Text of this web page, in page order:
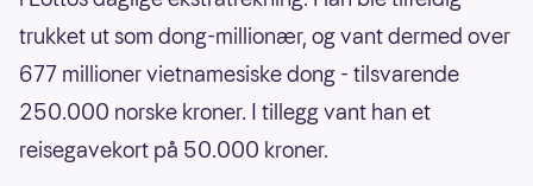
trukket ut som dong-millionær, og vant dermed over
677 millioner vietnamesiske dong - tilsvarende
250.000 norske kroner. I tillegg vant han et
reisegavekort på 50.000 kroner.